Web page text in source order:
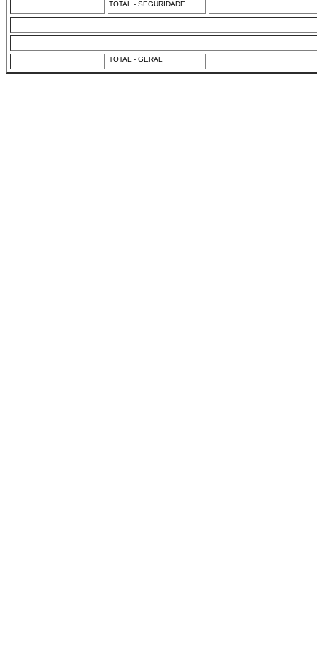
TOTAL - SEGURIDADE
TOTAL - GERAL